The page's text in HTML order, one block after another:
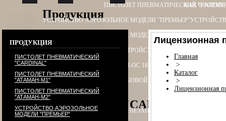
Продукция
ПИСТОЛЕТ ПНЕВМАТИЧЕСКИЙ
УСТРОЙСТВО АЭРОЗОЛЬНОЕ МОДЕЛИ "ПРЕМЬЕР"
УСТРОЙСТВО АЭРОЗОЛЬНОЕ МОДЕЛИ "ОБЕРЕГ"
УСТРОЙСТВО ПУСКОВОЕУСТРОЙСТВО ПУСКОВОЕ ПУ - 3
БАМ-ОС+CR 13Х50, 13Х60 БАМ-ОС 18Х55 БАМ-ОС 18Х51
ПАТРОН СИГНАЛЬНЫЙ РЕЗЬБОВОЙ ("СИГНАЛ ОХОТНИКА")
PCP-пистолет "CARDINAL",
ЭЛЕКТРОПРИКЛАД ПРИКЛАД НЕЗАПРАВЛЯЕМЫЙ В СБОРЕ
КАК
ПРОДУКЦИЯ
ПИСТОЛЕТ ПНЕВМАТИЧЕСКИЙ
"CARDINAL"
ПИСТОЛЕТ ПНЕВМАТИЧЕСКИЙ
"АТАМАН-М1"
ПИСТОЛЕТ ПНЕВМАТИЧЕСКИЙ
"АТАМАН-М2"
УСТРОЙСТВО АЭРОЗОЛЬНОЕ
МОДЕЛИ "ПРЕМЬЕР"
Лицензионная
Главная
>
Каталог
>
Лицензионная